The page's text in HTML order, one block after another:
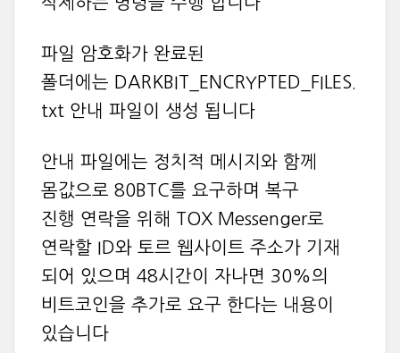
파일 암호화가 완료된
폴더에는 DARKBIT_ENCRYPTED_FILES.
txt 안내 파일이 생성 됩니다
안내 파일에는 정치적 메시지와 함께
몸값으로 80BTC를 요구하며 복구
진행 연락을 위해 TOX Messenger로
연락할 ID와 토르 웹사이트 주소가 기재
되어 있으며 48시간이 자나면 30%의
비트코인을 추가로 요구 한다는 내용이
있습니다